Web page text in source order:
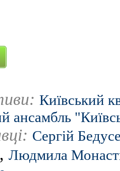
Київський
ансамбль
Сергій
, Людмила